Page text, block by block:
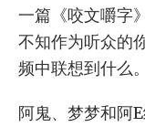
一篇《咬文嚼字
不知作为听众的
频中联想到什么。
阿鬼、梦梦和